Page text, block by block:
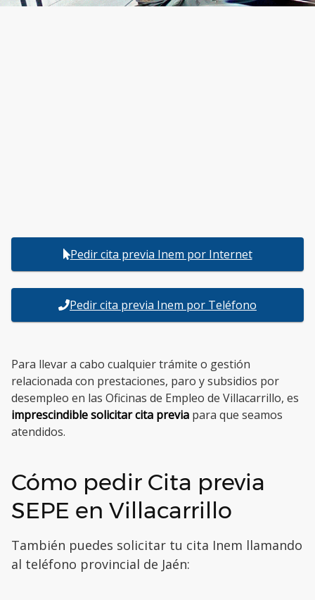
Pedir cita previa Inem por Internet
Pedir cita previa Inem por Teléfono
Para llevar a cabo cualquier trámite o gestión
relacionada con prestaciones, paro y subsidios por
desempleo en las Oficinas de Empleo de Villacarrillo, es
imprescindible solicitar cita previa para que seamos
atendidos.
Cómo pedir Cita previa
SEPE en Villacarrillo
También puedes solicitar tu cita Inem llamando
al teléfono provincial de Jaén: